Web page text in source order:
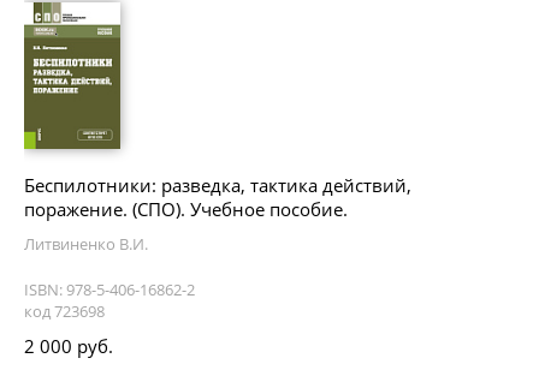
Беспилотники: разведка, тактика действий,
поражение. (СПО). Учебное пособие.
Литвиненко В.И.
ISBN: 978-5-406-16862-2
код 723698
2 000 руб.